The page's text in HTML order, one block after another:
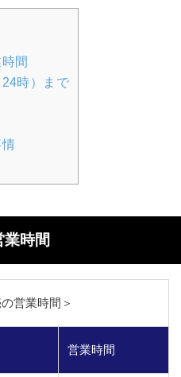
間
時）まで
時間
営業時間＞
営業時間